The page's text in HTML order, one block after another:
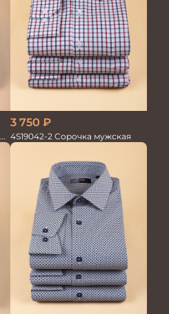
3 750 ₽
4S19042-2 Сорочка мужская